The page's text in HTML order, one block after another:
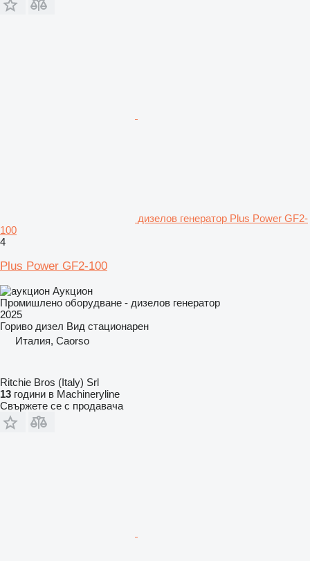
дизелов генератор Plus Power GF2-
100
4
Plus Power GF2-100
Аукцион
Промишлено оборудване - дизелов генератор
2025
Гориво дизел Вид стационарен
Италия, Caorso
Ritchie Bros (Italy) Srl
13 години в Machineryline
Свържете се с продавача